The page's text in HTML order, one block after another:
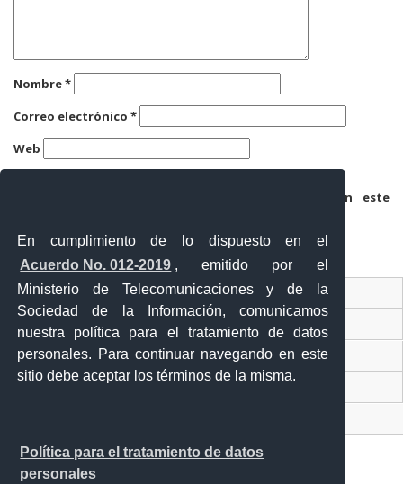
En cumplimiento de lo dispuesto en el
Acuerdo No. 012-2019 , emitido por el
Ministerio de Telecomunicaciones y de la
Sociedad de la Información, comunicamos
nuestra política para el tratamiento de datos
personales. Para continuar navegando en este
sitio debe aceptar los términos de la misma.
Política para el tratamiento de datos
personales
Nombre*
Correo electrónico *
Web
Guarda mi nombre, correo electrónico y web en este
Ventanilla Única Virtual
Ventanilla Única de Comercio Exterior
Gobierno Abierto